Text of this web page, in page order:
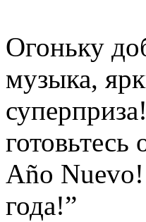
Огоньку
музыка,
Año
года!”